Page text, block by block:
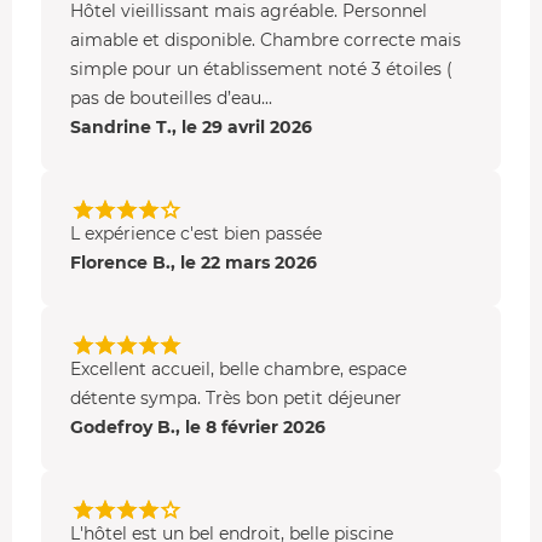
Hôtel vieillissant mais agréable. Personnel
aimable et disponible. Chambre correcte mais
simple pour un établissement noté 3 étoiles (
pas de bouteilles d’eau...
Sandrine T., le 29 avril 2026
L expérience c'est bien passée
Florence B., le 22 mars 2026
Excellent accueil, belle chambre, espace
détente sympa. Très bon petit déjeuner
Godefroy B., le 8 février 2026
L'hôtel est un bel endroit, belle piscine